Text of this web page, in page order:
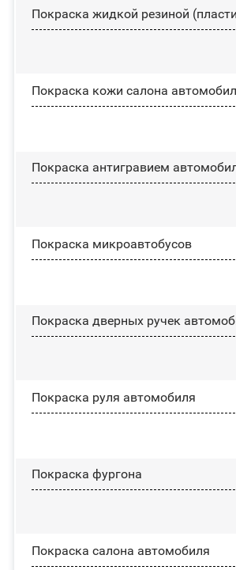
Покраска жидкой резиной
Покраска кожи салона
Покраска антигравием
Покраска микроавтобусов
Покраска дверных ручек
Покраска руля автомобиля
Покраска фургона
Покраска салона автомобиля